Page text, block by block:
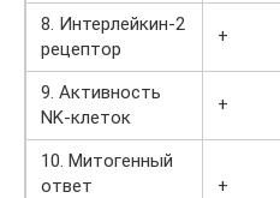
8. Интерлейкин-2
рецептор
+
9. Активность
NK-клеток
+
10. Митогенный
ответ
+